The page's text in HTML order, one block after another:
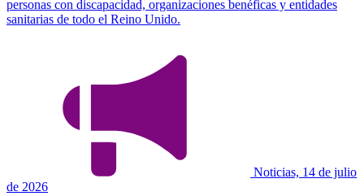
personas con discapacidad, organizaciones benéficas y entidades
sanitarias de todo el Reino Unido.
Noticias, 14 de julio
de 2026